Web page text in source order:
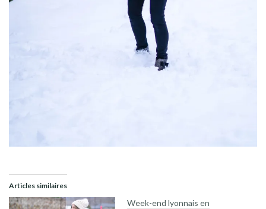
Articles similaires
Week-end lyonnais en